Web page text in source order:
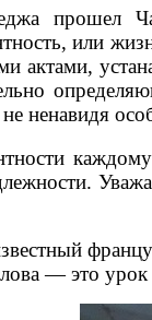
прошел
или
актами,
ненавидя
— это